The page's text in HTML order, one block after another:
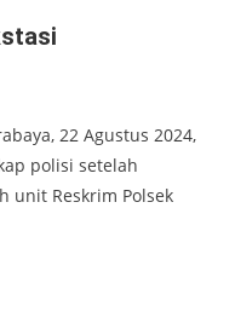
22 Agustus 2024,
polisi setelah
unit Reskrim Polsek